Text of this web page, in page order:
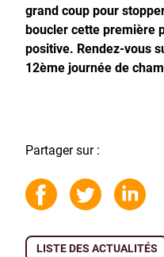
grand coup pour
boucler cette première
positive. Rendez-vous
12ème journée de
Partager sur :
LISTE DES ACTUALITÉS